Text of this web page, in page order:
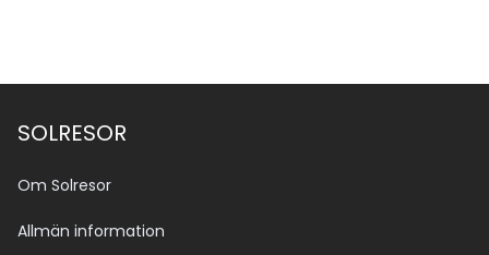
SOLRESOR
Om Solresor
Allmän information